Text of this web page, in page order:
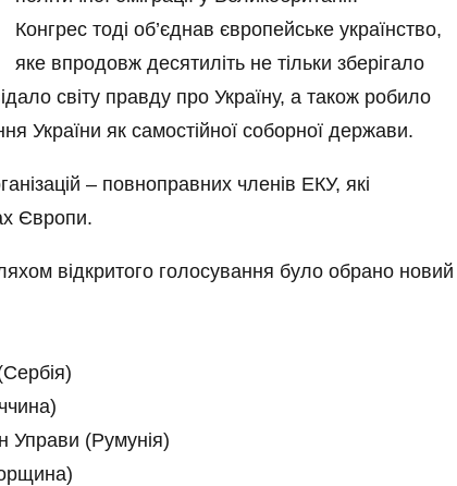
Конгрес тоді об’єднав європейське українство,
яке впродовж десятиліть не тільки зберігало
світу правду про Україну, а також робило
України як самостійної соборної держави.
– повноправних членів ЕКУ, які
Європи.
відкритого голосування було обрано новий
Управи (Румунія)